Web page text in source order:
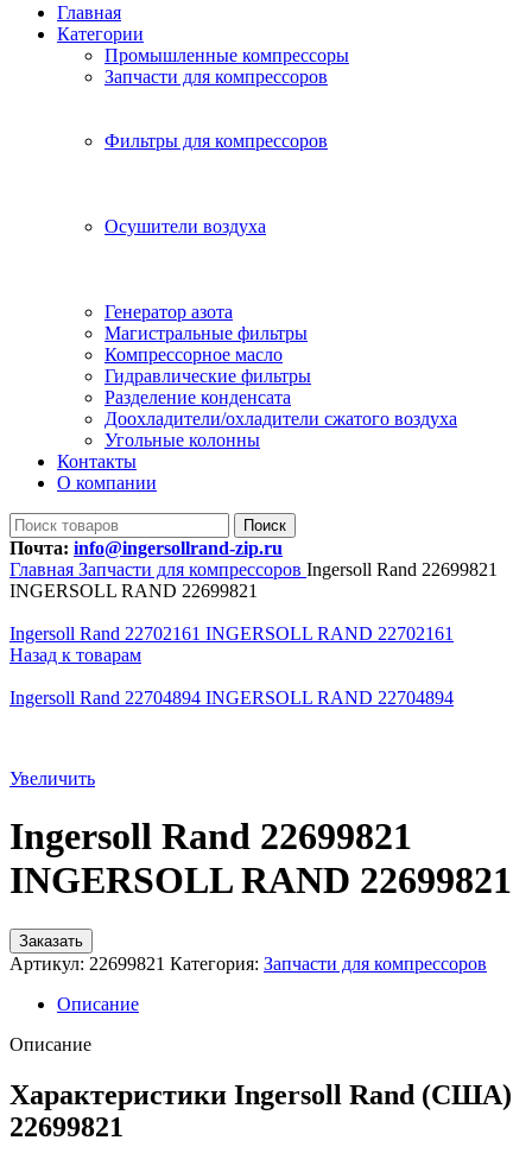
Главная
Категории
Промышленные компрессоры
Запчасти для компрессоров
Фильтры для компрессоров
Осушители воздуха
Генератор азота
Магистральные фильтры
Компрессорное масло
Гидравлические фильтры
Разделение конденсата
Доохладители/охладители сжатого воздуха
Угольные колонны
Контакты
О компании
Поиск
Почта: info@ingersollrand-zip.ru
Главная Запчасти для компрессоров Ingersoll Rand 22699821
INGERSOLL RAND 22699821
Ingersoll Rand 22702161 INGERSOLL RAND 22702161
Назад к товарам
Ingersoll Rand 22704894 INGERSOLL RAND 22704894
Увеличить
Ingersoll Rand 22699821
INGERSOLL RAND 22699821
Заказать
Артикул: 22699821 Категория: Запчасти для компрессоров
Описание
Описание
Характеристики Ingersoll Rand (США)
22699821